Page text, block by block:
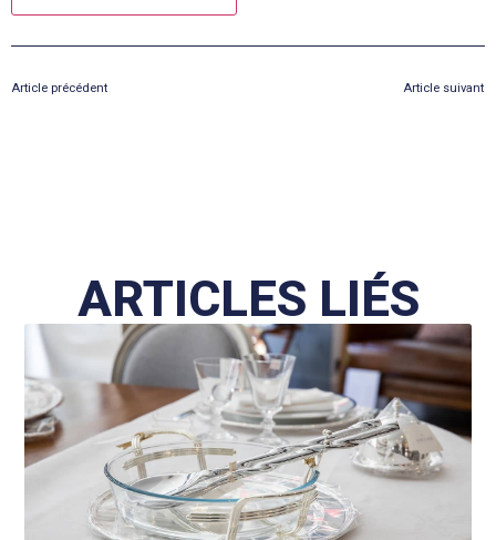
Article précédent Article suivant
ARTICLES LIÉS